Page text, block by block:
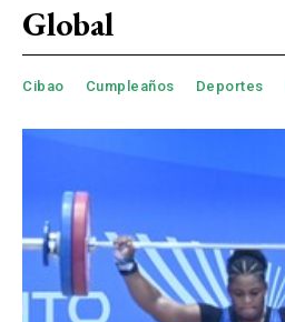
Global
Cibao Cumpleaños Deportes